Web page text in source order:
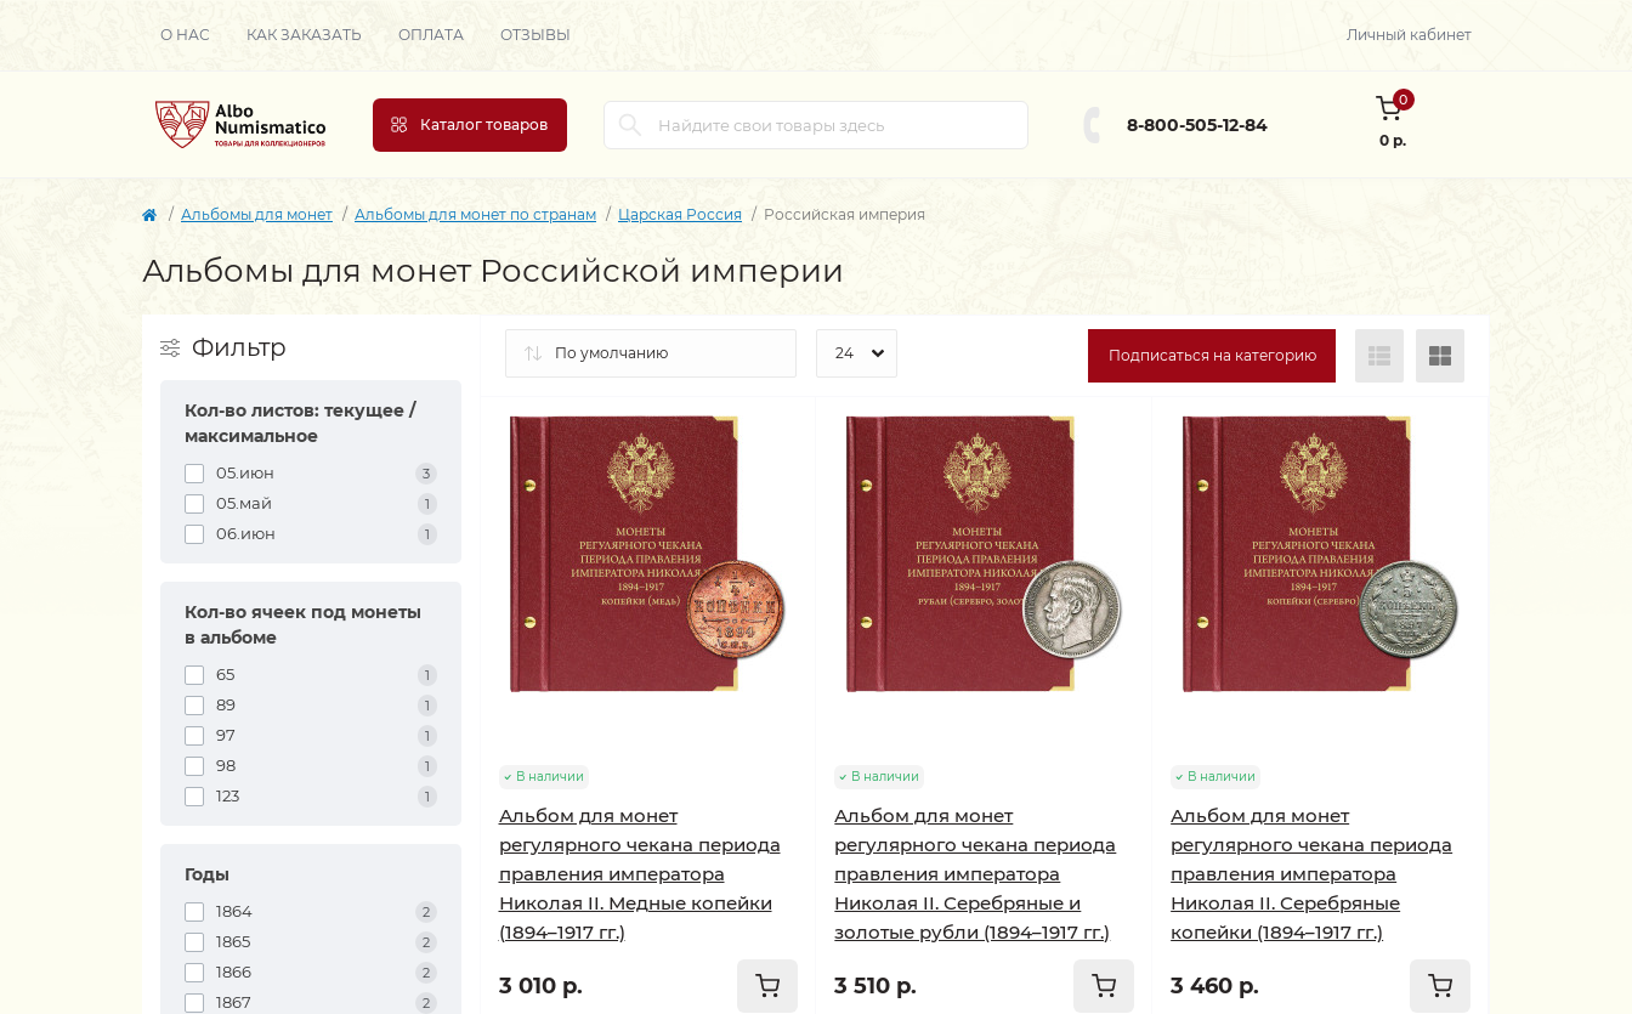
О НАС КАК ЗАКАЗАТЬ ОПЛАТА ОТЗЫВЫ Личный кабинет
Каталог товаров 8-800-505-12-84
0
0 р.
Альбомы для монет Альбомы для монет по странам Царская Россия Российская империя
Альбомы для монет Российской империи
Фильтр
Кол-во листов: текущее /
максимальное
05.июн 3
05.май 1
06.июн 1
Кол-во ячеек под монеты
в альбоме
65 1
89 1
97 1
98 1
123 1
Годы
1864 2
1865 2
1866 2
1867 2
Подписаться на категорию
В наличии
Альбом для монет
регулярного чекана периода
правления императора
Николая II. Медные копейки
(1894–1917 гг.)
3 010 р.
В наличии
Альбом для монет
регулярного чекана периода
правления императора
Николая II. Серебряные и
золотые рубли (1894–1917 гг.)
3 510 р.
В наличии
Альбом для монет
регулярного чекана периода
правления императора
Николая II. Серебряные
копейки (1894–1917 гг.)
3 460 р.